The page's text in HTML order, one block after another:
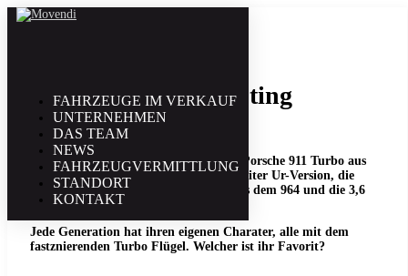
FAHRZEUGE IM VERKAUF
UNTERNEHMEN
DAS TEAM
NEWS
FAHRZEUGVERMITTLUNG
STANDORT
KONTAKT
Porsche Turbo Shooting
Drei Generationen von Luftgekühlten Porsche 911 Turbo aus
unserem Sortiment. Die Stürmische 3 Liter Ur-Version, die
weiterentwickelte 3.3 Liter Variante aus dem 964 und die 3,6
liter Version des 993 WLS 1.
Jede Generation hat ihren eigenen Charater, alle mit dem
fastznierenden Turbo Flügel. Welcher ist ihr Favorit?